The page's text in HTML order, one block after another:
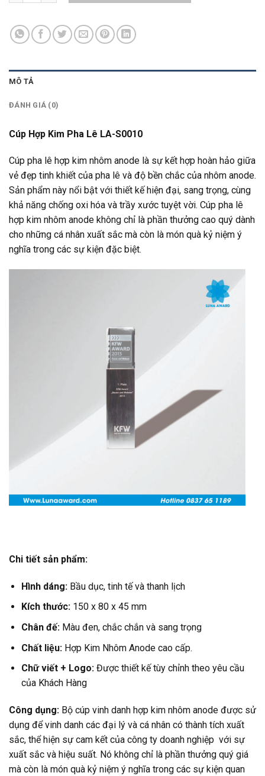
MÔ TẢ
ĐÁNH GIÁ (0)
Cúp Hợp Kim Pha Lê LA-S0010
Cúp pha lê hợp kim nhôm anode là sự kết hợp hoàn hảo giữa
vẻ đẹp tinh khiết của pha lê và độ bền chắc của nhôm anode.
Sản phẩm này nổi bật với thiết kế hiện đại, sang trọng, cùng
khả năng chống oxi hóa và trầy xước tuyệt vời. Cúp pha lê
hợp kim nhôm anode không chỉ là phần thưởng cao quý dành
cho những cá nhân xuất sắc mà còn là món quà kỷ niệm ý
nghĩa trong các sự kiện đặc biệt.
Chi tiết sản phẩm:
Hình dáng: Bầu dục, tinh tế và thanh lịch
Kích thước: 150 x 80 x 45 mm
Chân đế: Màu đen, chắc chắn và sang trọng
Chất liệu: Hợp Kim Nhôm Anode cao cấp.
Chữ viết + Logo: Được thiết kế tùy chỉnh theo yêu cầu
của Khách Hàng
Công dụng: Bộ cúp vinh danh hợp kim nhôm anode được sử
dụng để vinh danh các đại lý và cá nhân có thành tích xuất
sắc, thể hiện sự cam kết của công ty doanh nghiệp với sự
xuất sắc và hiệu suất. Nó không chỉ là phần thưởng quý giá
mà còn là món quà kỷ niệm ý nghĩa trong các sự kiện quan